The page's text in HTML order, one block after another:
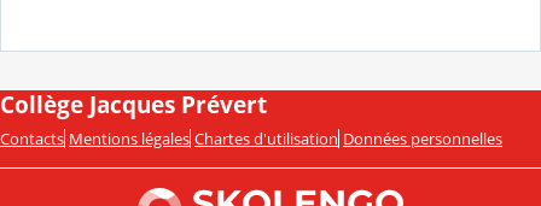
Collège Jacques Prévert
Contacts Mentions légales Chartes d'utilisation Données personnelles